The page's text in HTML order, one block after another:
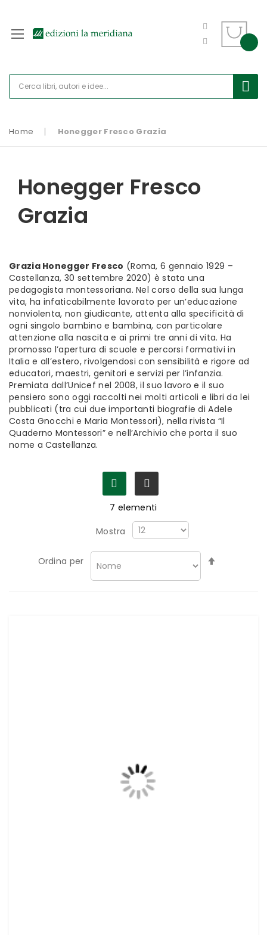
Home Honegger Fresco Grazia
Honegger Fresco
Grazia
Grazia Honegger Fresco (Roma, 6 gennaio 1929 –
Castellanza, 30 settembre 2020) è stata una
pedagogista montessoriana. Nel corso della sua lunga
vita, ha infaticabilmente lavorato per un’educazione
nonviolenta, non giudicante, attenta alla specificità di
ogni singolo bambino e bambina, con particolare
attenzione alla nascita e ai primi tre anni di vita. Ha
promosso l’apertura di scuole e percorsi formativi in
Italia e all’estero, rivolgendosi con sensibilità e rigore ad
educatori, maestri, genitori e servizi per l’infanzia.
Premiata dall’Unicef nel 2008, il suo lavoro e il suo
pensiero sono oggi raccolti nei molti articoli e libri da lei
pubblicati (tra cui due importanti biografie di Adele
Costa Gnocchi e Maria Montessori), nella rivista “Il
Quaderno Montessori” e nell’Archivio che porta il suo
nome a Castellanza.
7 elementi
Mostra
Ordina per